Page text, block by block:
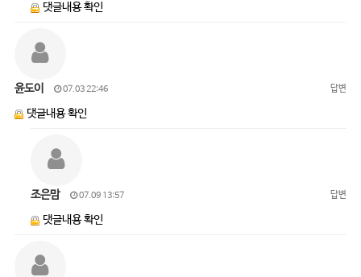
댓글내용 확인
윤도이 07.03 22:46 답변
댓글내용 확인
조은맘 07.09 13:57 답변
댓글내용 확인